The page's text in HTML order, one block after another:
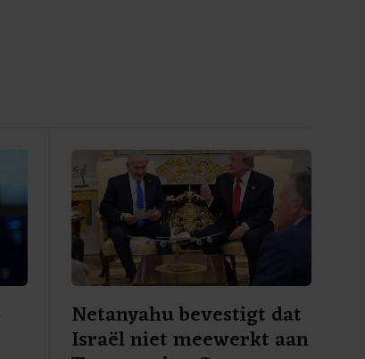
Netanyahu bevestigt dat
Israël niet meewerkt aan